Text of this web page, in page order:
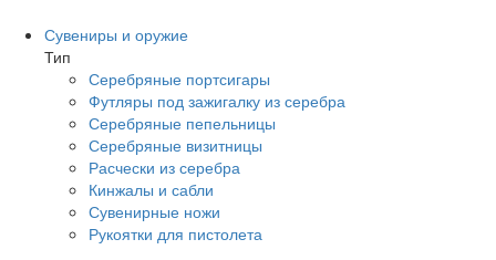
Сувениры и оружие
Тип
Серебряные портсигары
Футляры под зажигалку из серебра
Серебряные пепельницы
Серебряные визитницы
Расчески из серебра
Кинжалы и сабли
Сувенирные ножи
Рукоятки для пистолета